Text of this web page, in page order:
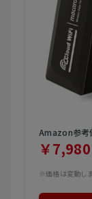
Amazon参考
￥7,980
※価格は変動し